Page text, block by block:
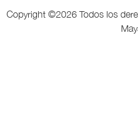
Copyright ©2026 Todos los